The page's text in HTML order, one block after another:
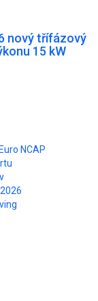
nový třífázový
15 kW
NCAP